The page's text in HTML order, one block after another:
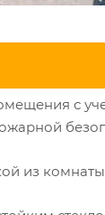
с
из